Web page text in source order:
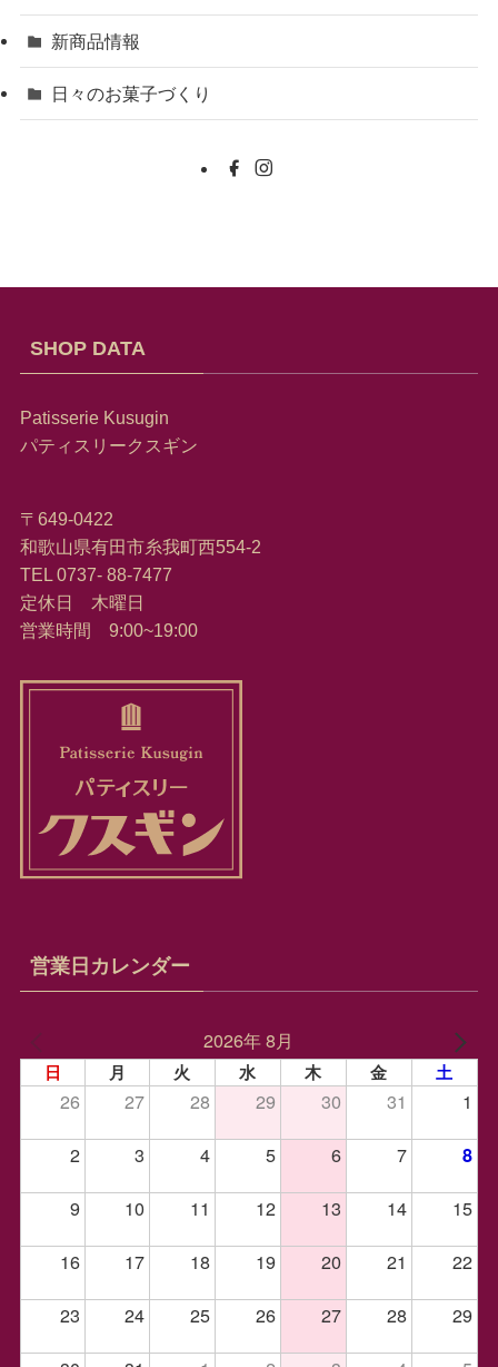
新商品情報
日々のお菓子づくり
SHOP DATA
Patisserie Kusugin
パティスリークスギン
〒649-0422
和歌山県有田市糸我町西554-2
TEL 0737- 88-7477
定休日 木曜日
営業時間 9:00~19:00
営業日カレンダー
2026年 8月
日 月 火 水 木 金 土
26 27 28 29 30 31
1
2
3 4 5 6 7 8
9 10 11 12 13 14
15
16
17 18 19 20 21
22
23
24 25 26 27 28
29